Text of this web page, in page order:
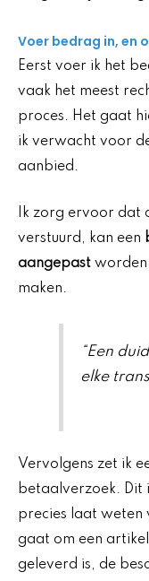
Voer bedrag in, en
Eerst voer ik het
vaak het meest
proces. Het gaat
ik verwacht voor
aanbied.
Ik zorg ervoor dat
verstuurd, kan een
aangepast worden
maken.
“Een
elke
Vervolgens zet ik
betaalverzoek. Dit
precies laat weten
gaat om een
geleverd is, de